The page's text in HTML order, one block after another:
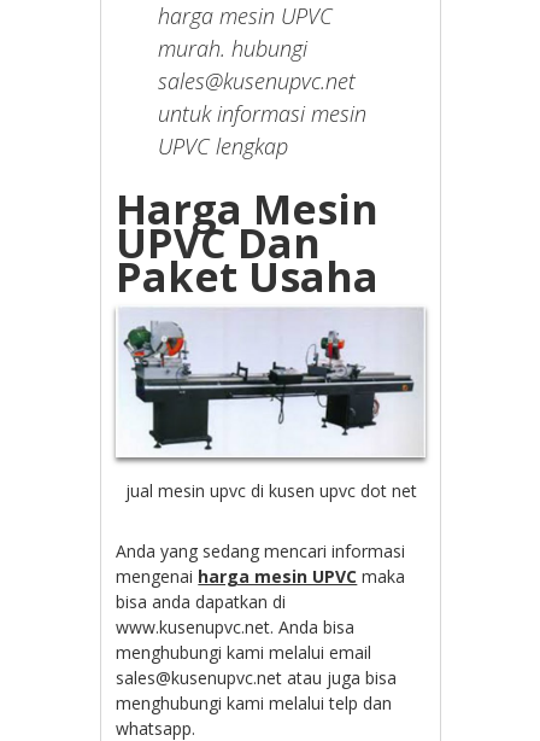
harga mesin UPVC
murah. hubungi
sales@kusenupvc.net
untuk informasi mesin
UPVC lengkap
Harga Mesin
UPVC Dan
Paket Usaha
jual mesin upvc di kusen upvc dot net
Anda yang sedang mencari informasi
mengenai harga mesin UPVC maka
bisa anda dapatkan di
www.kusenupvc.net. Anda bisa
menghubungi kami melalui email
sales@kusenupvc.net atau juga bisa
menghubungi kami melalui telp dan
whatsapp.